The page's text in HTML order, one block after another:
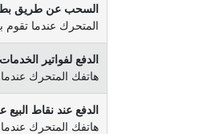
السحب عن طريق
المتحرك عندما
الدفع لفواتير
هاتفك المتحرك
الدفع عند نقاط
هاتفك المتحرك